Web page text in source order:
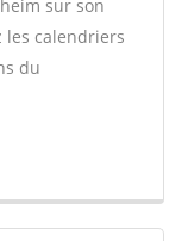
sur son
les calendriers
du